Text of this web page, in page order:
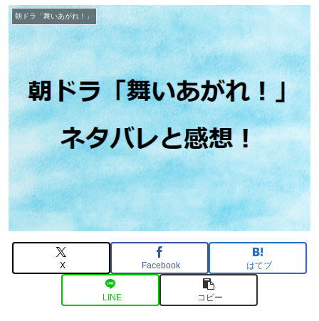
朝ドラ「舞いあがれ！」
X Facebook はてブ
LINE コピー